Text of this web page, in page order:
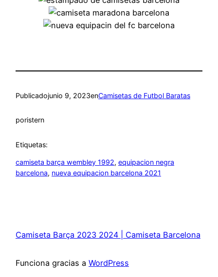
Publicadojunio 9, 2023enCamisetas de Futbol Baratas
poristern
Etiquetas:
camiseta barça wembley 1992, equipacion negra
barcelona, nueva equipacion barcelona 2021
Camiseta Barça 2023 2024 | Camiseta Barcelona
Funciona gracias a WordPress